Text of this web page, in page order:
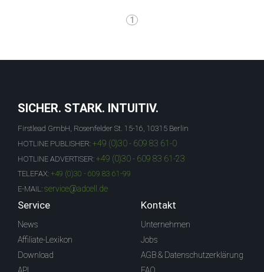
1
SICHER. STARK. INTUITIV.
Firstlead GmbH, Rosenfelder St. 15-16, 10315 Berlin
HOTLINE PUBLISHER: +49 (0)30 - 609 83 61-0
HOTLINE ADVERTISER: +49 (0)30 - 609 83 61-23
TELEFAX: +49 (0)30 - 609 83 61-99
E-MAIL: service@adcell.de
Service
News
Affiliate-Lexikon
Download
Kontakt
Unternehmen
Jobs
AGB & Datenschutzerklärung